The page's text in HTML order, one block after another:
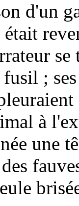
d'un
;
à
une